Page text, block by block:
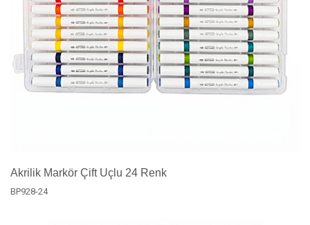
Akrilik Markör Çift Uçlu 24 Renk
BP928-24